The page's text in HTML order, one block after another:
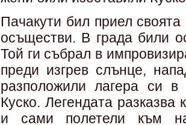
Пачакути бил приел
осъществи. В града били
Той ги събрал в
преди изгрев слънце,
разположили лагера си
Куско. Легендата
и сами полетели към